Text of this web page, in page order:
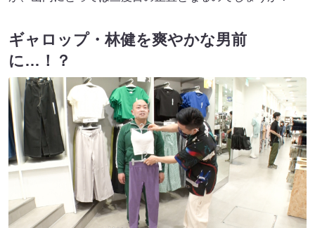
ギャロップ・林健を爽やかな男前
に…！？